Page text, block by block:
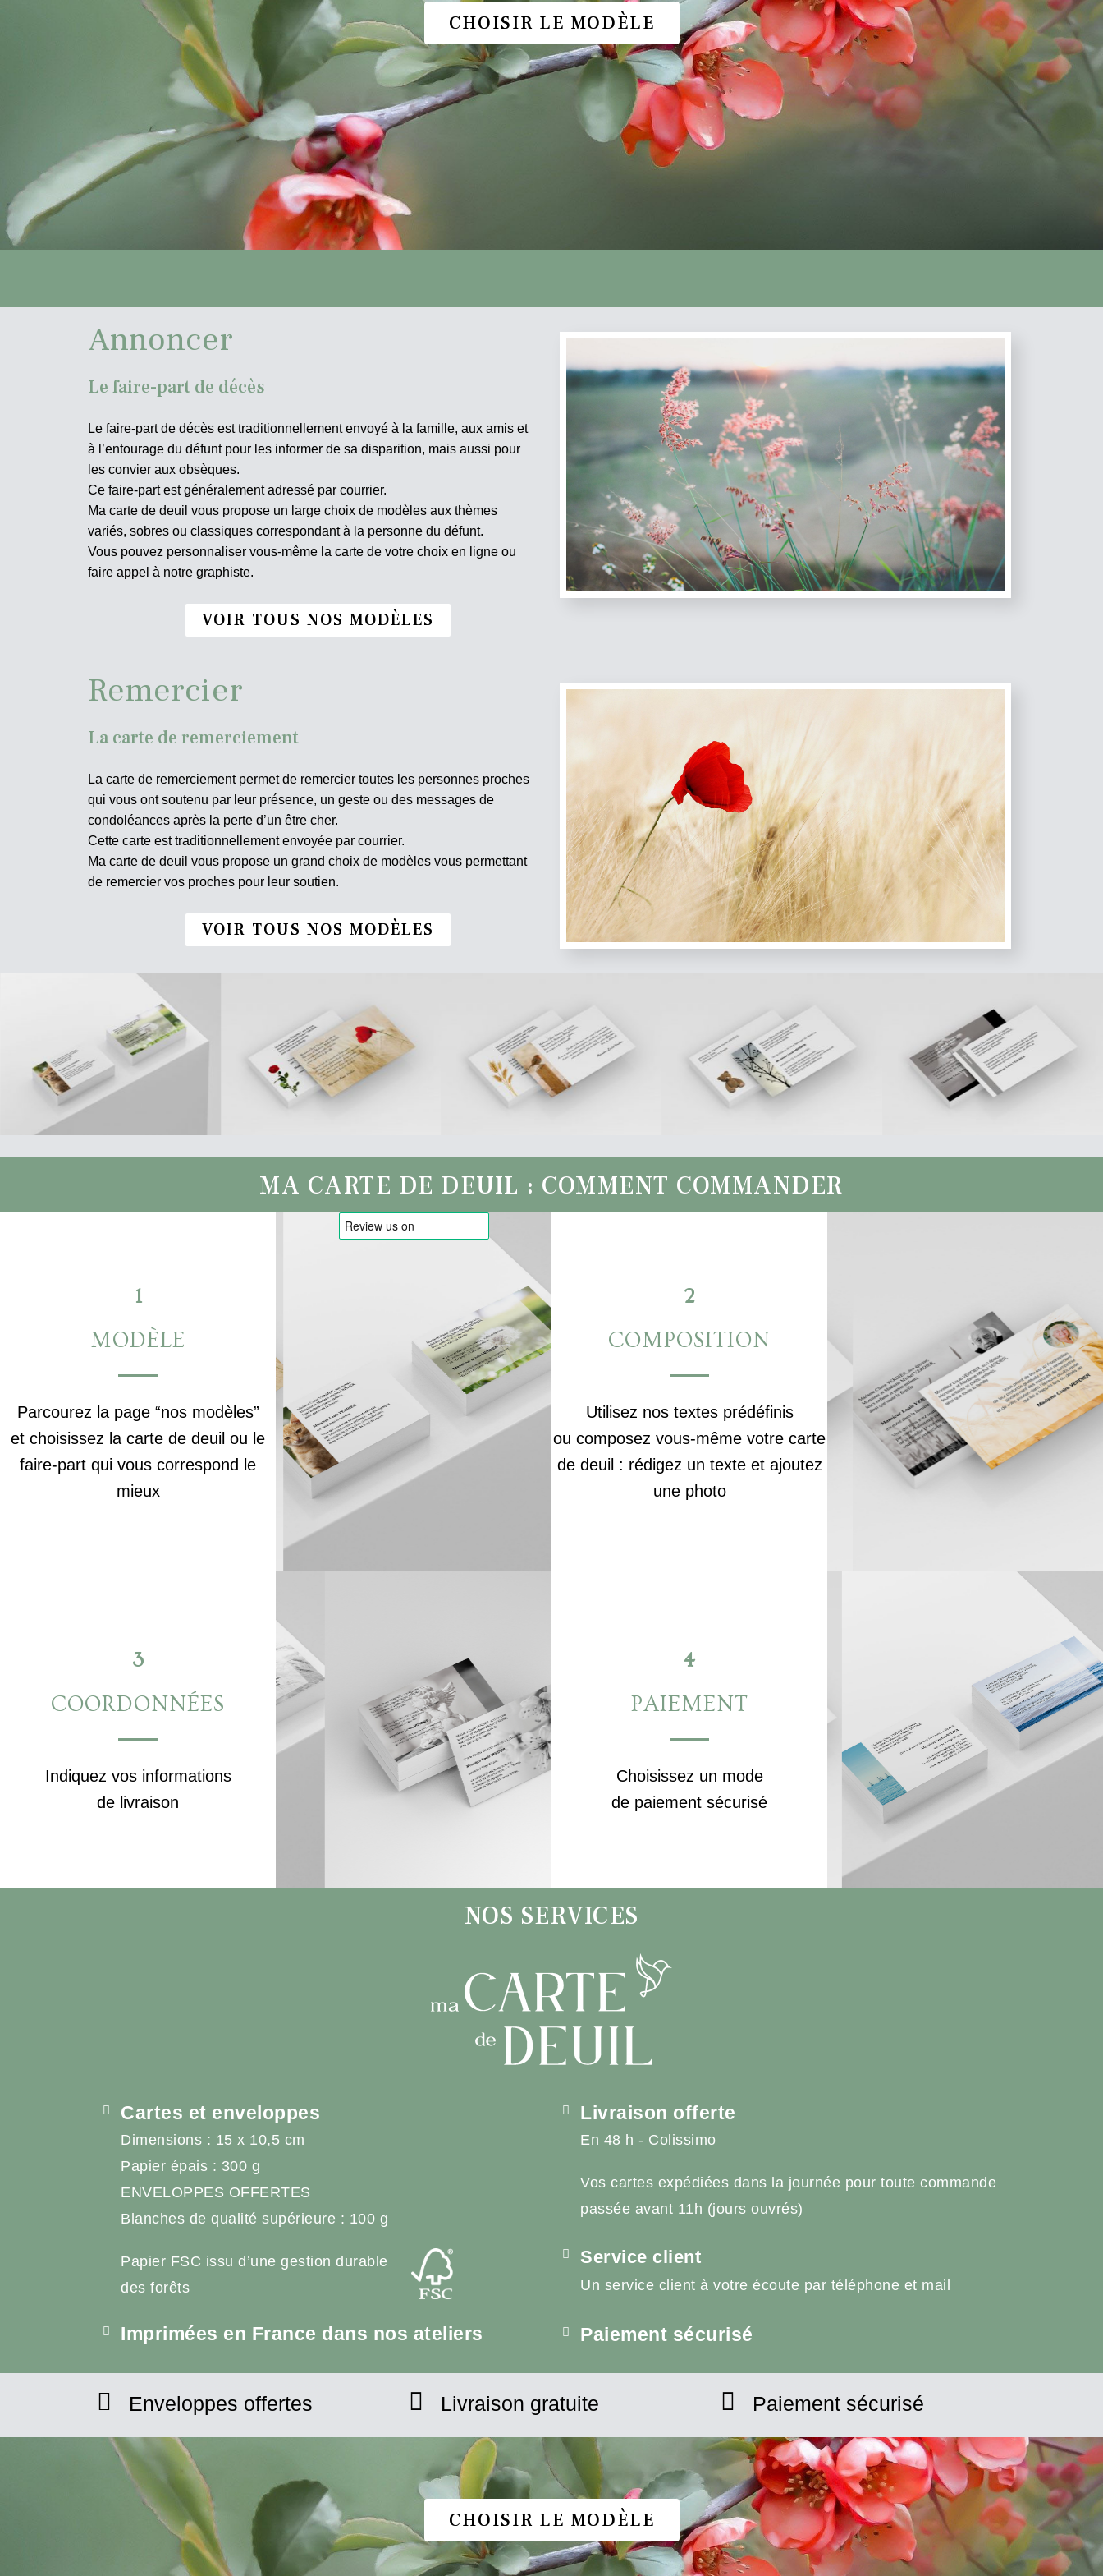
CHOISIR LE MODÈLE
Annoncer
Le faire-part de décès
Le faire-part de décès est traditionnellement envoyé à la famille, aux amis et
à l’entourage du défunt pour les informer de sa disparition, mais aussi pour
les convier aux obsèques.
Ce faire-part est généralement adressé par courrier.
Ma carte de deuil vous propose un large choix de modèles aux thèmes
variés, sobres ou classiques correspondant à la personne du défunt.
Vous pouvez personnaliser vous-même la carte de votre choix en ligne ou
faire appel à notre graphiste.
VOIR TOUS NOS MODÈLES
Remercier
La carte de remerciement
La carte de remerciement permet de remercier toutes les personnes proches
qui vous ont soutenu par leur présence, un geste ou des messages de
condoléances après la perte d’un être cher.
Cette carte est traditionnellement envoyée par courrier.
Ma carte de deuil vous propose un grand choix de modèles vous permettant
de remercier vos proches pour leur soutien.
VOIR TOUS NOS MODÈLES
MA CARTE DE DEUIL : COMMENT COMMANDER
1
MODÈLE
Parcourez la page “nos modèles”
et choisissez la carte de deuil ou le
faire-part qui vous correspond le
mieux
2
COMPOSITION
Utilisez nos textes prédéfinis
ou composez vous-même votre carte
de deuil : rédigez un texte et ajoutez
une photo
3
COORDONNÉES
Indiquez vos informations
de livraison
4
PAIEMENT
Choisissez un mode
de paiement sécurisé
NOS SERVICES
Cartes et enveloppes
Dimensions : 15 x 10,5 cm
Papier épais : 300 g
ENVELOPPES OFFERTES
Blanches de qualité supérieure : 100 g
Papier FSC issu d’une gestion durable
des forêts
Imprimées en France dans nos ateliers
Livraison offerte
En 48 h - Colissimo
Vos cartes expédiées dans la journée pour toute commande
passée avant 11h (jours ouvrés)
Service client
Un service client à votre écoute par téléphone et mail
Paiement sécurisé
Enveloppes offertes Livraison gratuite Paiement sécurisé
CHOISIR LE MODÈLE